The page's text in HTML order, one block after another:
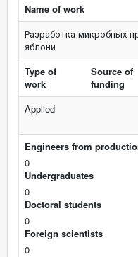
Name of work
Разработка микробных
яблони
Type of
work
Source of
funding
Applied
Engineers from
0
Undergraduates
0
Doctoral students
0
Foreign scientists
0